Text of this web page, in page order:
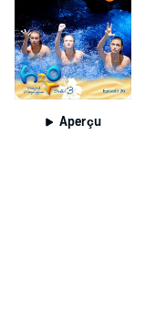
Aperçu